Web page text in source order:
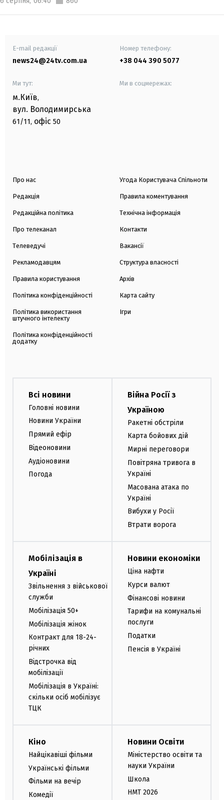
E-mail редакції
news24@24tv.com.ua
Номер телефону:
+38 044 390 5077
Ми тут:
м.Київ,
вул. Володимирська
61/11, офіс 50
Ми в соцмережах:
Про нас
Редакція
Редакційна політика
Про телеканал
Телеведучі
Рекламодавцям
Правила користування
Політика конфіденційності
Політика використання
штучного інтелекту
Політика конфіденційності
додатку
Угода Користувача Спільноти
Правила коментування
Технічна інформація
Контакти
Вакансії
Структура власності
Архів
Карта сайту
Ігри
Всі новини
Головні новини
Новини України
Прямий ефір
Відеоновини
Аудіоновини
Погода
Війна Росії з
Україною
Ракетні обстріли
Карта бойових дій
Мирні переговори
Повітряна тривога в
Україні
Масована атака по
Україні
Вибухи у Росії
Втрати ворога
Мобілізація в
Україні
Звільнення з військової
служби
Мобілізація 50+
Мобілізація жінок
Контракт для 18-24-
річних
Відстрочка від
мобілізації
Мобілізація в Україні:
скільки осіб мобілізує
ТЦК
Новини економіки
Ціна нафти
Курси валют
Фінансові новини
Тарифи на комунальні
послуги
Податки
Пенсія в Україні
Кіно
Найцікавіші фільми
Українські фільми
Фільми на вечір
Комедії
Новини Освіти
Міністерство освіти та
науки України
Школа
НМТ 2026